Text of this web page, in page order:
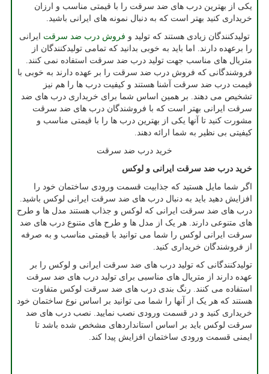
یکی از بهترین درب های ضد سرقت را با قیمتی مناسب و ارزان
خریداری کنید بهتر است که به دنبال نمونه های ایرانی باشید.
تولیدکنندگان زیادی هستند که تولید و فروش درب ضد سرقت
ایرانی
را برعهده دارند. اما باید به خوبی بدانید که تمامی تولیدکنندگان از
متریال های مناسب جهت تولید درب ضد سرقت استفاده نمی‌ کنند.
فروشندگانی که فروش درب ضد سرقت را بر عهده دارند به خوبی با
قیمت درب ضد سرقت آشنا هستند و کیفیت درب ها را هم نیز
تشخیص می ‌دهند. بر همین اساس شما برای خریداری درب های ضد
سرقت ایرانی بهتر است که با فروشندگان درب های ضد سرقت
مشورت کنید تا آنها یکی از بهترین درب ها را با قیمتی مناسب و
کیفیتی بی نظیر به شما ارائه دهند.
خرید درب ضد سرقت
خرید درب ضد سرقت ایرانی و لوکس
اگر شما مایل هستید که جذابیت قسمت ورودی ساختمان خود را
افزایش دهید باید به دنبال درب های ضد سرقت ایرانی لوکس باشید.
درب های ضد سرقت ایرانی که لوکس و جذاب هستند مدل ها و طرح
های متنوعی دارند. هر یک از مدل ها و طرح های متنوع درب های ضد
سرقت ایرانی لوکس را شما می توانید با قیمتی مناسب و به صرفه
از فروشندگان خریداری کنید.
تولیدکنندگانی که تولید درب های ضد سرقت ایرانی و لوکس را بر
عهده دارند از متریال های مناسبی برای تولید درب های ضد سرقت
استفاده می‌ کنند. رنگ بندی درب های ضد سرقت لوکس متفاوت
هستند که هر یک از آنها را شما می توانید بر اساس نوع ساختمان خود
خریداری کنید و در قسمت ورودی نصب نمایید. نصب درب های ضد
سرقت لوکس باید بر اساس استانداردهای مشخص شده باشد تا
ایمنی قسمت ورودی ساختمان افزایش پیدا کند.